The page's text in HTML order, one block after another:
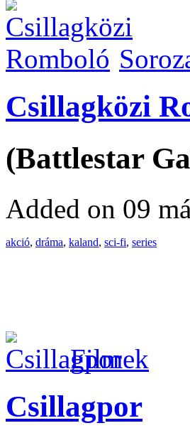
Csillagközi
(Battlestar
Added on 09
akció, dráma, kaland, sci-fi, series
Filmek
Csillagpor